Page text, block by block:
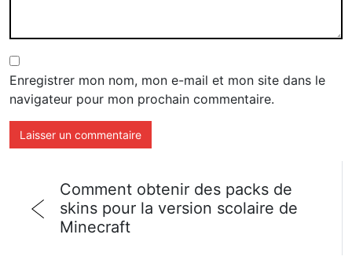
Enregistrer mon nom, mon e-mail et mon site dans le
navigateur pour mon prochain commentaire.
Comment obtenir des packs de
skins pour la version scolaire de
Minecraft